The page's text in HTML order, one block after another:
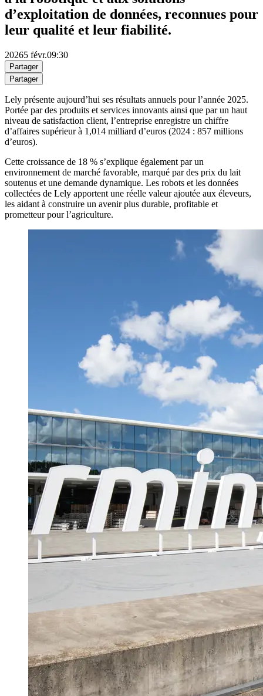
d’exploitation de données, reconnues pour
leur qualité et leur fiabilité.
20265 févr.09:30
Partager
Partager
Lely présente aujourd’hui ses résultats annuels pour l’année 2025.
Portée par des produits et services innovants ainsi que par un haut
niveau de satisfaction client, l’entreprise enregistre un chiffre
d’affaires supérieur à 1,014 milliard d’euros (2024 : 857 millions
d’euros).
Cette croissance de 18 % s’explique également par un
environnement de marché favorable, marqué par des prix du lait
soutenus et une demande dynamique. Les robots et les données
collectées de Lely apportent une réelle valeur ajoutée aux éleveurs,
les aidant à construire un avenir plus durable, profitable et
prometteur pour l’agriculture.